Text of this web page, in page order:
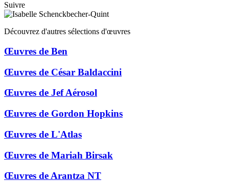
Suivre
Découvrez d'autres sélections d'œuvres
Œuvres de Ben
Œuvres de César Baldaccini
Œuvres de Jef Aérosol
Œuvres de Gordon Hopkins
Œuvres de L'Atlas
Œuvres de Mariah Birsak
Œuvres de Arantza NT